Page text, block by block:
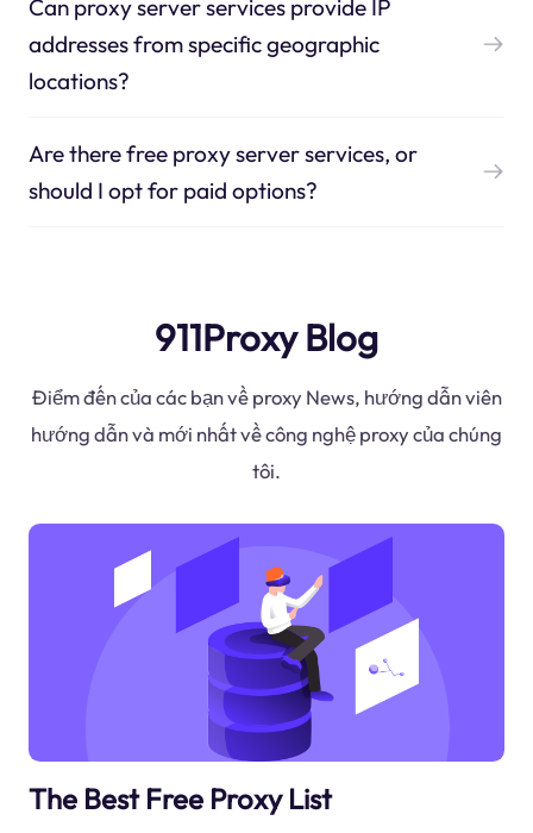
Can proxy server services provide IP
addresses from specific geographic
locations?
Are there free proxy server services, or
should I opt for paid options?
911Proxy Blog
Điểm đến của các bạn về proxy News, hướng dẫn viên
hướng dẫn và mới nhất về công nghệ proxy của chúng
tôi.
The Best Free Proxy List